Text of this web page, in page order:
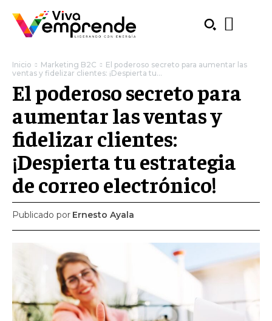
Welcome to Liberty Case
We have a curated list of the most noteworthy news from all
across the globe. With any subscription plan, you get access
toexclusive articlesthat let you stay ahead of the curve.
Inicio Marketing B2C
El poderoso secreto para aumentar las
ventas y fidelizar clientes: ¡Despierta tu...
El poderoso secreto para
aumentar las ventas y
fidelizar clientes:
¡Despierta tu estrategia
de correo electrónico!
Publicado por Ernesto Ayala